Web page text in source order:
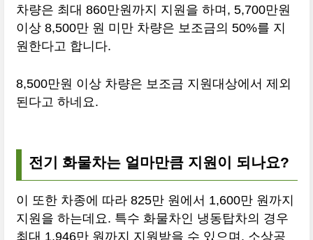
차량은 최대 860만원까지 지원을 하며, 5,700만원
이상 8,500만 원 미만 차량은 보조금의 50%를 지
원한다고 합니다.
8,500만원 이상 차량은 보조금 지원대상에서 제외
된다고 하네요.
전기 화물차는 얼마만큼 지원이 되나요?
이 또한 차종에 따라 825만 원에서 1,600만 원까지
지원을 하는데요. 특수 화물차인 냉동탑차의 경우
최대 1,946만 원까지 지원받을 수 있으며, 소상공